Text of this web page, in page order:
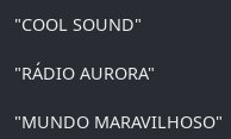
"COOL SOUND"
"RÁDIO AURORA"
"MUNDO MARAVILHOSO"